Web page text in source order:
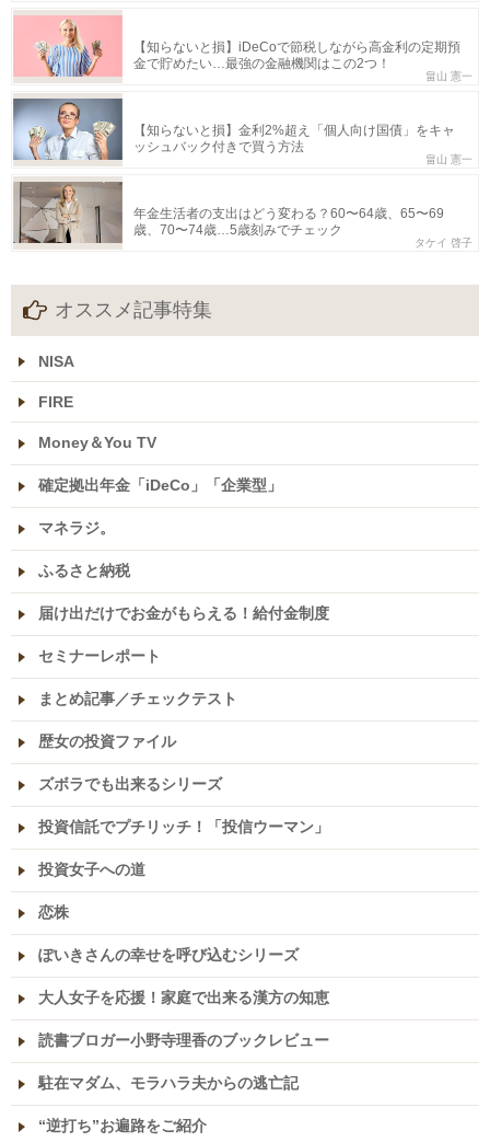
【知らないと損】iDeCoで節税しながら高金利の定期預
金で貯めたい…最強の金融機関はこの2つ！
畠山 憲一
【知らないと損】金利2%超え「個人向け国債」をキャ
ッシュバック付きで買う方法
畠山 憲一
年金生活者の支出はどう変わる？60〜64歳、65〜69
歳、70〜74歳…5歳刻みでチェック
タケイ 啓子
オススメ記事特集
NISA
FIRE
Money＆You TV
確定拠出年金「iDeCo」「企業型」
マネラジ。
ふるさと納税
届け出だけでお金がもらえる！給付金制度
セミナーレポート
まとめ記事／チェックテスト
歴女の投資ファイル
ズボラでも出来るシリーズ
投資信託でプチリッチ！「投信ウーマン」
投資女子への道
恋株
ぽいきさんの幸せを呼び込むシリーズ
大人女子を応援！家庭で出来る漢方の知恵
読書ブロガー小野寺理香のブックレビュー
駐在マダム、モラハラ夫からの逃亡記
“逆打ち”お遍路をご紹介